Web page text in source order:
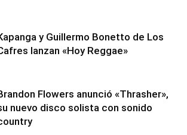
y Guillermo Bonetto de Los
lanzan «Hoy Reggae»
Flowers anunció «Thrasher»,
nuevo disco solista con sonido